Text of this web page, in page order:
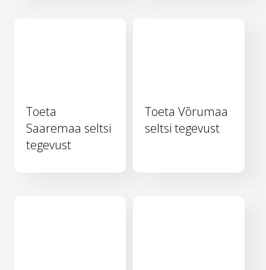
Toeta
Saaremaa seltsi
tegevust
Toeta Võrumaa
seltsi tegevust